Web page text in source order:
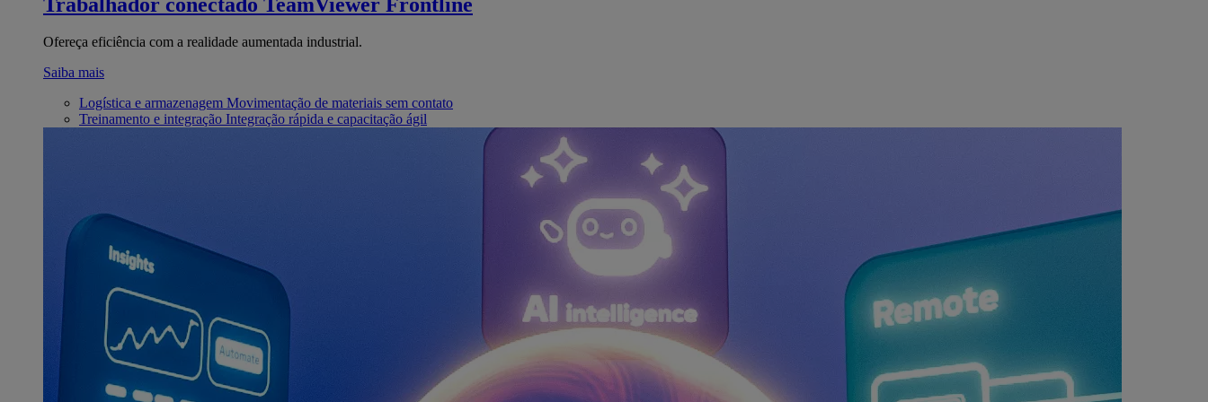
Ofereça eficiência com a realidade aumentada industrial.
Saiba mais
Logística e armazenagem Movimentação de materiais sem contato
Treinamento e integração Integração rápida e capacitação ágil